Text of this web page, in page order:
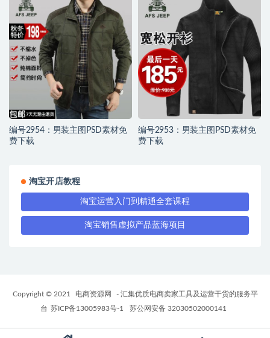
编号2954：男装主图PSD素材免
费下载
编号2953：男装主图PSD素材免
费下载
淘宝开店教程
淘宝运营入门到精通全套课程
淘宝销售虚拟产品蓝海项目
Copyright © 2021 电商资源网
- 汇集优质电商卖家工具及运营干货的服务平
台 苏ICP备13005983号-1 苏公网安备 32030502000141